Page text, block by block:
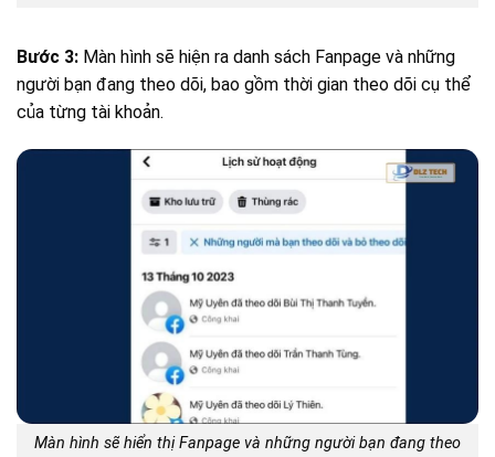
Bước 3: Màn hình sẽ hiện ra danh sách Fanpage và những
người bạn đang theo dõi, bao gồm thời gian theo dõi cụ thể
của từng tài khoản.
Màn hình sẽ hiển thị Fanpage và những người bạn đang theo